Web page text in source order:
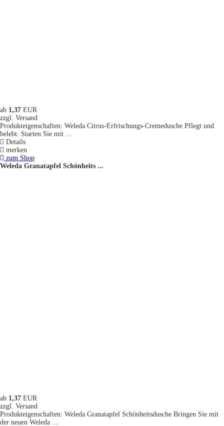
ab 1,37 EUR
zzgl. Versand
Produkteigenschaften: Weleda Citrus-Erfrischungs-Cremedusche Pflegt und
belebt. Starten Sie mit ...
Details
merken
zum Shop
Weleda Granatapfel Schönheits ...
ab 1,37 EUR
zzgl. Versand
Produkteigenschaften: Weleda Granatapfel Schönheitsdusche Bringen Sie mit
der neuen Weleda ...